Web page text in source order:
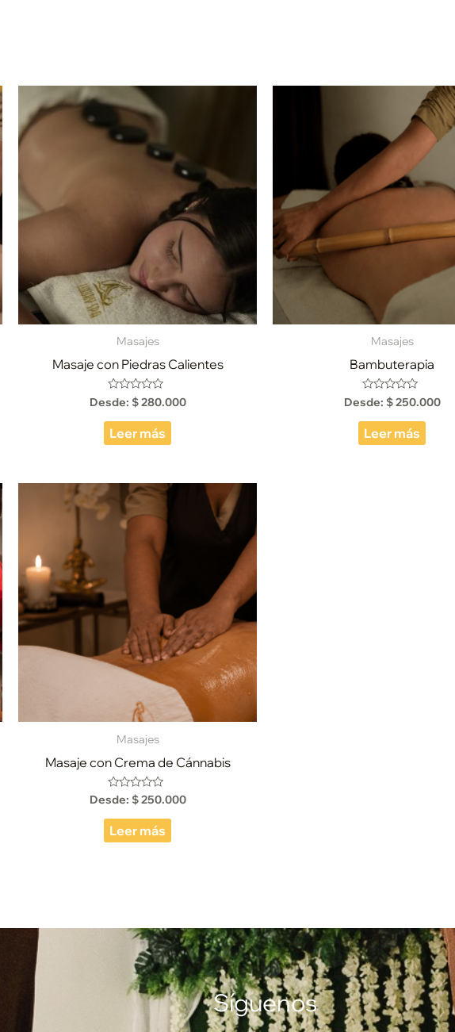
Masajes
Masaje con Piedras Calientes
Valorado
con
0
de
5
Desde: $280.000
Leer más
Masajes
Bambuterapia
Valorado
con
0
de
5
Desde: $250.000
Leer más
Masajes
Masaje con Crema de Cánnabis
Valorado
con
0
de
5
Desde: $250.000
Leer más
Síguenos